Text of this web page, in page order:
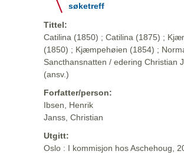
søketreff
Tittel:
Catilina (1850) ; Catilina (1875) ;
(1850) ; Kjæmpehøien (1854) ;
Sancthansnatten / edering Christian
(ansv.)
Forfatter/person:
Ibsen, Henrik
Janss, Christian
Utgitt:
Oslo : I kommisjon hos Aschehoug,